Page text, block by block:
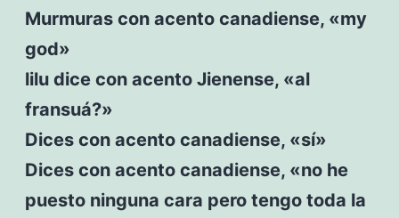
Murmuras con acento canadiense, «my
god»
lilu dice con acento Jienense, «al
fransuá?»
Dices con acento canadiense, «sí»
Dices con acento canadiense, «no he
puesto ninguna cara pero tengo toda la